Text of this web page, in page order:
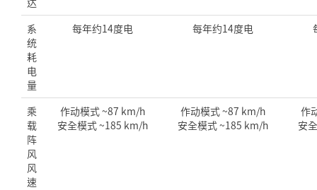
系
统
耗
电
量
每年约14度电 每年约14度电
乘
载
阵
风
风
速
作动模式 ~87 km/h
安全模式 ~185 km/h
作动模式 ~87 km/h
安全模式 ~185 km/h
作
安